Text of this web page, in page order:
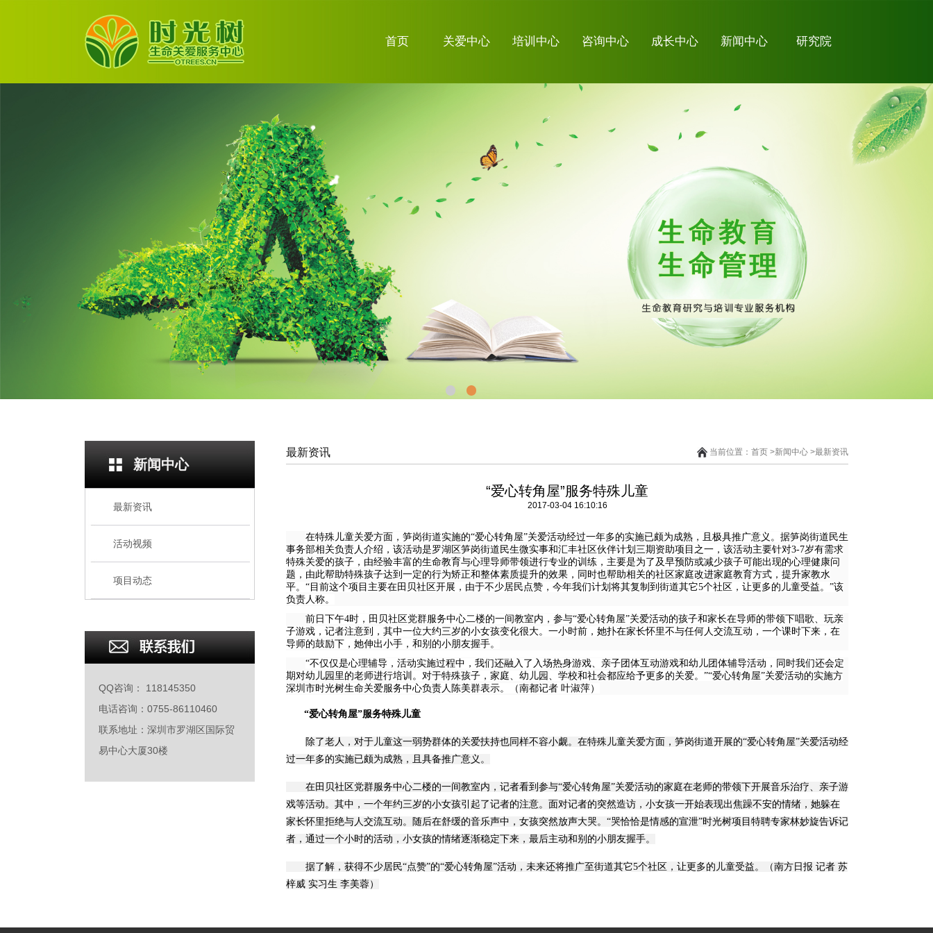
首页 关爱中心 培训中心 咨询中心 成长中心 新闻中心 研究院
证书查询系
新闻中心
最新资讯
活动视频
项目动态
QQ咨询： 118145350
电话咨询：0755-86110460
联系地址：深圳市罗湖区国际贸
易中心大厦30楼
最新资讯 当前位置： 首页 >新闻中心 >最新资讯
“爱心转角屋”服务特殊儿童
2017-03-04 16:10:16
在特殊儿童关爱方面，笋岗街道实施的“爱心转角屋”关爱活动经过一年多的实施已颇为成熟，且极具推广意义。据笋岗街道民生
事务部相关负责人介绍，该活动是罗湖区笋岗街道民生微实事和汇丰社区伙伴计划三期资助项目之一，该活动主要针对3-7岁有需求
特殊关爱的孩子，由经验丰富的生命教育与心理导师带领进行专业的训练，主要是为了及早预防或减少孩子可能出现的心理健康问
题，由此帮助特殊孩子达到一定的行为矫正和整体素质提升的效果，同时也帮助相关的社区家庭改进家庭教育方式，提升家教水
平。“目前这个项目主要在田贝社区开展，由于不少居民点赞，今年我们计划将其复制到街道其它5个社区，让更多的儿童受益。”该
负责人称。
前日下午4时，田贝社区党群服务中心二楼的一间教室内，参与“爱心转角屋”关爱活动的孩子和家长在导师的带领下唱歌、玩亲
子游戏，记者注意到，其中一位大约三岁的小女孩变化很大。一小时前，她扑在家长怀里不与任何人交流互动，一个课时下来，在
导师的鼓励下，她伸出小手，和别的小朋友握手。
“不仅仅是心理辅导，活动实施过程中，我们还融入了入场热身游戏、亲子团体互动游戏和幼儿团体辅导活动，同时我们还会定
期对幼儿园里的老师进行培训。对于特殊孩子，家庭、幼儿园、学校和社会都应给予更多的关爱。”“爱心转角屋”关爱活动的实施方
深圳市时光树生命关爱服务中心负责人陈美群表示。（南都记者 叶淑萍）
“爱心转角屋”服务特殊儿童
除了老人，对于儿童这一弱势群体的关爱扶持也同样不容小觑。在特殊儿童关爱方面，笋岗街道开展的“爱心转角屋”关爱活动经
过一年多的实施已颇为成熟，且具备推广意义。
在田贝社区党群服务中心二楼的一间教室内，记者看到参与“爱心转角屋”关爱活动的家庭在老师的带领下开展音乐治疗、亲子游
戏等活动。其中，一个年约三岁的小女孩引起了记者的注意。面对记者的突然造访，小女孩一开始表现出焦躁不安的情绪，她躲在
家长怀里拒绝与人交流互动。随后在舒缓的音乐声中，女孩突然放声大哭。“哭恰恰是情感的宣泄”时光树项目特聘专家林妙旋告诉记
者，通过一个小时的活动，小女孩的情绪逐渐稳定下来，最后主动和别的小朋友握手。
据了解，获得不少居民“点赞”的“爱心转角屋”活动，未来还将推广至街道其它5个社区，让更多的儿童受益。（南方日报 记者 苏
梓威 实习生 李美蓉）